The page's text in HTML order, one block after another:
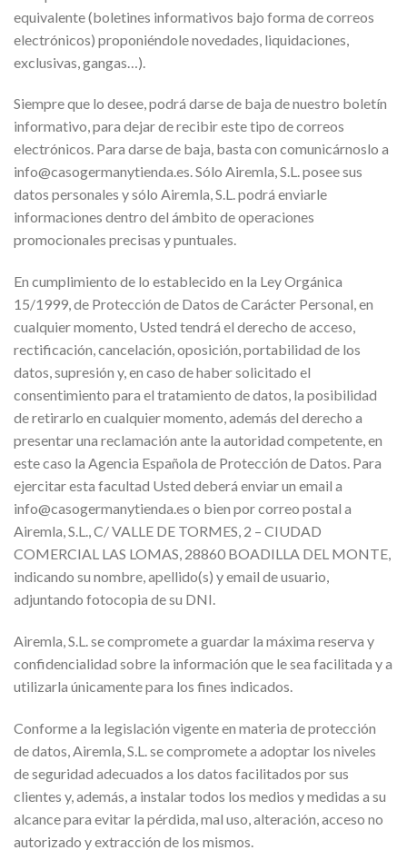
equivalente (boletines informativos bajo forma de correos
electrónicos) proponiéndole novedades, liquidaciones,
exclusivas, gangas…).
Siempre que lo desee, podrá darse de baja de nuestro boletín
informativo, para dejar de recibir este tipo de correos
electrónicos. Para darse de baja, basta con comunicárnoslo a
info@casogermanytienda.es. Sólo Airemla, S.L. posee sus
datos personales y sólo Airemla, S.L. podrá enviarle
informaciones dentro del ámbito de operaciones
promocionales precisas y puntuales.
En cumplimiento de lo establecido en la Ley Orgánica
15/1999, de Protección de Datos de Carácter Personal, en
cualquier momento, Usted tendrá el derecho de acceso,
rectificación, cancelación, oposición, portabilidad de los
datos, supresión y, en caso de haber solicitado el
consentimiento para el tratamiento de datos, la posibilidad
de retirarlo en cualquier momento, además del derecho a
presentar una reclamación ante la autoridad competente, en
este caso la Agencia Española de Protección de Datos. Para
ejercitar esta facultad Usted deberá enviar un email a
info@casogermanytienda.es o bien por correo postal a
Airemla, S.L., C/ VALLE DE TORMES, 2 – CIUDAD
COMERCIAL LAS LOMAS, 28860 BOADILLA DEL MONTE,
indicando su nombre, apellido(s) y email de usuario,
adjuntando fotocopia de su DNI.
Airemla, S.L. se compromete a guardar la máxima reserva y
confidencialidad sobre la información que le sea facilitada y a
utilizarla únicamente para los fines indicados.
Conforme a la legislación vigente en materia de protección
de datos, Airemla, S.L. se compromete a adoptar los niveles
de seguridad adecuados a los datos facilitados por sus
clientes y, además, a instalar todos los medios y medidas a su
alcance para evitar la pérdida, mal uso, alteración, acceso no
autorizado y extracción de los mismos.